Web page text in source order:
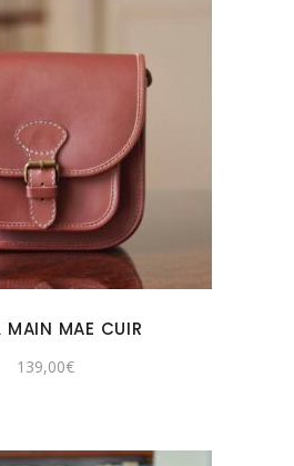
MAIN MAE CUIR
139,00€